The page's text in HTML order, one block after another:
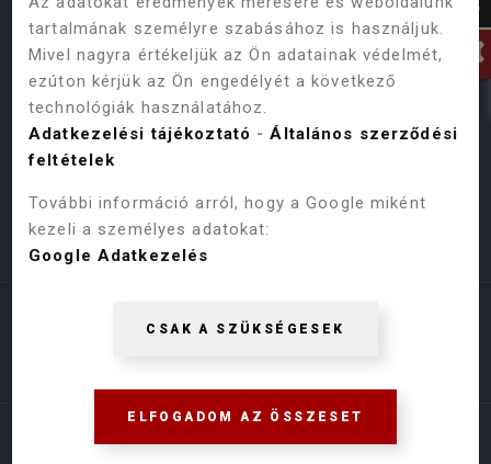
Online Vitarendezési Platform
Adatvédelmi Szabályzat
Gyakori kérdések
ELÉRHETŐSÉGEK
tartalmának személyre szabásához is használjuk.
Mivel nagyra értékeljük az Ön adatainak védelmét,
ezúton kérjük az Ön engedélyét a következő
technológiák használatához.
Adatkezelési tájékoztató -Általános szerződési
feltételek
További információ arról, hogy a Google miként
kezeli a személyes adatokat:
Google Adatkezelés
CSAK A SZÜKSÉGESEK
ELFOGADOM AZ ÖSSZESET